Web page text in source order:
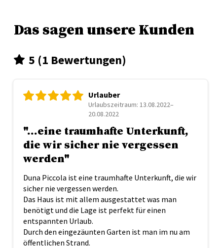
Das sagen unsere Kunden
5 (1 Bewertungen)
Urlauber
Urlaubszeitraum: 13.08.2022–
20.08.2022
"...eine traumhafte Unterkunft,
die wir sicher nie vergessen
werden"
Duna Piccola ist eine traumhafte Unterkunft, die wir
sicher nie vergessen werden.
Das Haus ist mit allem ausgestattet was man
benötigt und die Lage ist perfekt für einen
entspannten Urlaub.
Durch den eingezäunten Garten ist man im nu am
öffentlichen Strand.